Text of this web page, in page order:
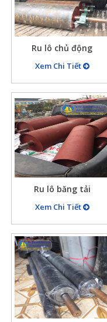
Ru lô chủ động
D400x800, D400x850,
D400x1000 cho khung
băng tải cát đá
Xem Chi Tiết
Ru lô băng tải
D273x650, ru lô kéo
băng tải Ánh Thiên
Xem Chi Tiết